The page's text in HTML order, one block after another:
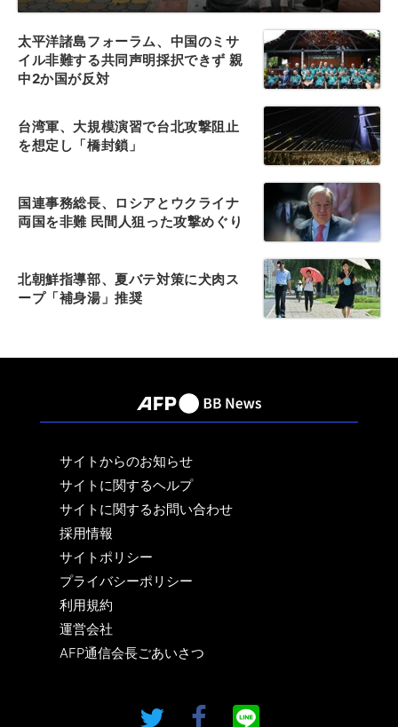
太平洋諸島フォーラム、中国のミサ
イル非難する共同声明採択できず 親
中2か国が反対
台湾軍、大規模演習で台北攻撃阻止
を想定し「橋封鎖」
国連事務総長、ロシアとウクライナ
両国を非難 民間人狙った攻撃めぐり
北朝鮮指導部、夏バテ対策に犬肉ス
ープ「補身湯」推奨
サイトからのお知らせ
サイトに関するヘルプ
サイトに関するお問い合わせ
採用情報
サイトポリシー
プライバシーポリシー
利用規約
運営会社
AFP通信会長ごあいさつ